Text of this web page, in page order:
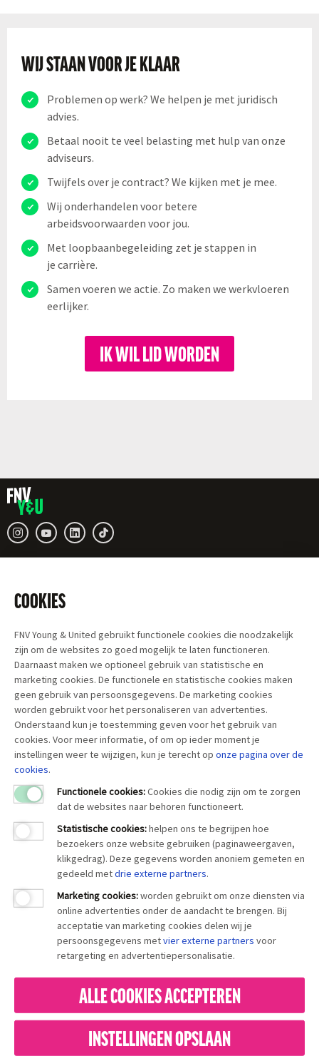
WIJ STAAN VOOR JE KLAAR
Problemen op werk? We helpen je met juridisch
advies.
Betaal nooit te veel belasting met hulp van onze
adviseurs.
Twijfels over je contract? We kijken met je mee.
Wij onderhandelen voor betere
arbeidsvoorwaarden voor jou.
Met loopbaanbegeleiding zet je stappen in
je carrière.
Samen voeren we actie. Zo maken we werkvloeren
eerlijker.
IK WIL LID WORDEN
COOKIES
FNV Young & United gebruikt functionele cookies die noodzakelijk
zijn om de websites zo goed mogelijk te laten functioneren.
Daarnaast maken we optioneel gebruik van statistische en
marketing cookies. De functionele en statistische cookies maken
geen gebruik van persoonsgegevens. De marketing cookies
worden gebruikt voor het personaliseren van advertenties.
Onderstaand kun je toestemming geven voor het gebruik van
cookies. Voor meer informatie, of om op ieder moment je
instellingen weer te wijzigen, kun je terecht op onze pagina overde
cookies.
Functionele cookies:Cookies die nodig zijn om te zorgen
dat de websites naar behoren functioneert.
Statistische cookies:helpen ons te begrijpen hoe
bezoekers onze website gebruiken (paginaweergaven,
klikgedrag). Deze gegevens worden anoniem gemeten en
gedeeld metdrie externe partners.
Marketing cookies:worden gebruikt om onze diensten via
online advertenties onder de aandacht te brengen. Bij
acceptatie van marketing cookies delen wij je
persoonsgegevens metvier externe partners voor
retargeting en advertentiepersonalisatie.
ALLE COOKIES ACCEPTEREN
INSTELLINGEN OPSLAAN